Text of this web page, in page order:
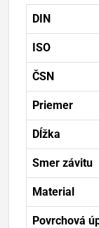
DIN
ISO
ČSN
Priemer
Dĺžka
Smer závitu
Material
Povrchová